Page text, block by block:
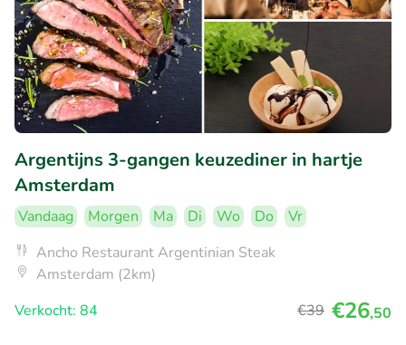
Argentijns 3-gangen keuzediner in hartje
Amsterdam
Vandaag Morgen Ma Di Wo Do
Vr
Ancho Restaurant Argentinian Steak
Amsterdam (2km)
Verkocht: 84
€39 €26,50